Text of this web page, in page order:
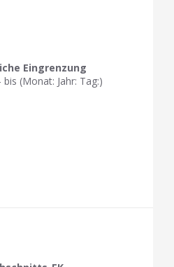
Eingrenzung
bis (Monat: Jahr: Tag:)